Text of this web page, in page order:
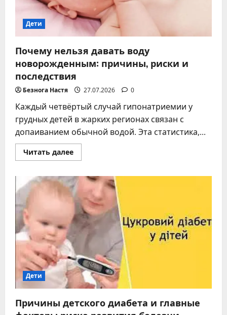
Дети
Почему нельзя давать воду
новорожденным: причины, риски и
последствия
Безнога Настя 27.07.2026 0
Каждый четвёртый случай гипонатриемии у
грудных детей в жарких регионах связан с
допаиванием обычной водой. Эта статистика,...
Читать далееПрочитать
больше
нельзя
давать
воду
новорожденным:
причины,
риски
и
последствия
Дети
Причины детского диабета и главные